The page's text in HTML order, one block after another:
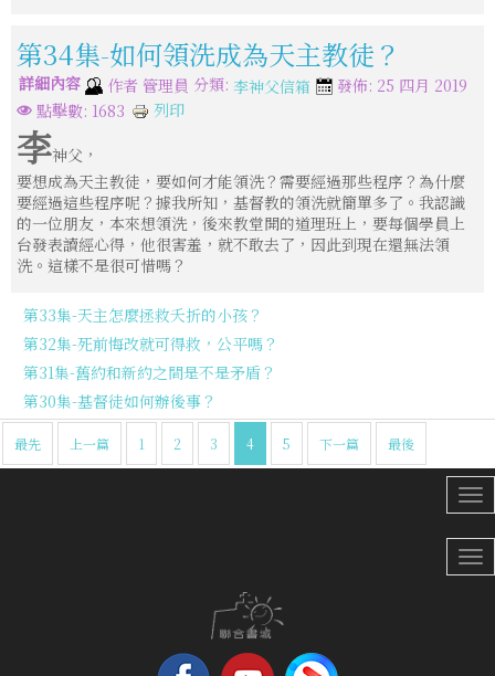
第34集-如何領洗成為天主教徒？
詳細內容 作者 管理員 分類: 李神父信箱
發佈: 25 四月 2019
點擊數: 1683
列印
李神父，
要想成為天主教徒，要如何才能領洗？需要經過那些程序？為什麼
要經過這些程序呢？據我所知，基督教的領洗就簡單多了。我認識
的一位朋友，本來想領洗，後來教堂開的道理班上，要每個學員上
台發表讀經心得，他很害羞，就不敢去了，因此到現在還無法領
洗。這樣不是很可惜嗎？
第33集-天主怎麼拯救夭折的小孩？
第32集-死前悔改就可得救，公平嗎？
第31集-舊約和新約之間是不是矛盾？
第30集-基督徒如何辦後事？
最先 上一篇 1 2 3 4 5 下一篇 最後